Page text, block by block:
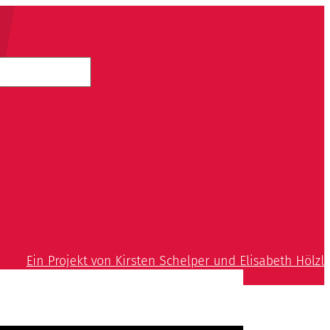
Ein Projekt von Kirsten Schelper und Elisabeth Hölzl